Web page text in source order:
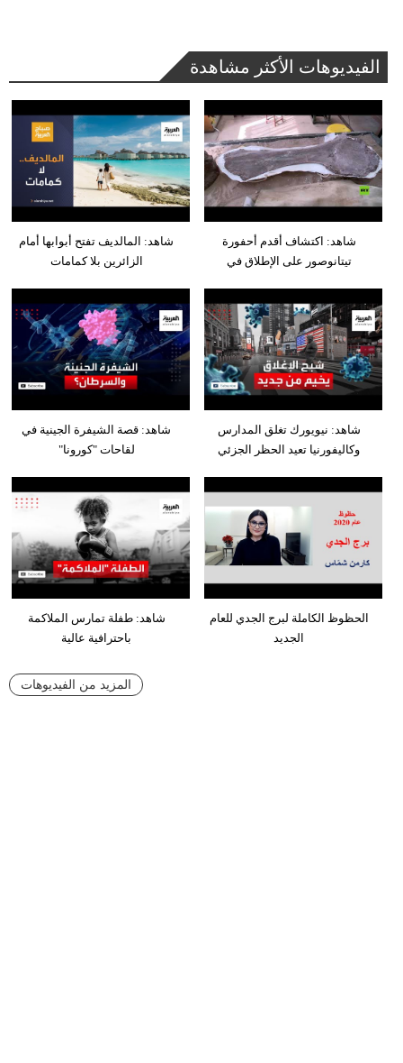
الفيديوهات الأكثر مشاهدة
شاهد: المالديف تفتح أبوابها أمام
الزائرين بلا كمامات
شاهد: اكتشاف أقدم أحفورة
تيتانوصور على الإطلاق في
شاهد: قصة الشيفرة الجينية في
لقاحات "كورونا"
شاهد: نيويورك تغلق المدارس
وكاليفورنيا تعيد الحظر الجزئي
شاهد: طفلة تمارس الملاكمة
باحترافية عالية
الحظوظ الكاملة لبرج الجدي للعام
الجديد
المزيد من الفيديوهات